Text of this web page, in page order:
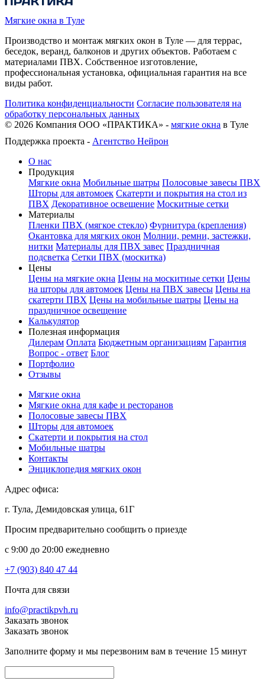
Мягкие окна в Туле
Производство и монтаж мягких окон в Туле — для террас,
беседок, веранд, балконов и других объектов. Работаем с
материалами ПВХ. Собственное изготовление,
профессиональная установка, официальная гарантия на все
виды работ.
Политика конфиденциальности Согласие пользователя на
обработку персональных данных
© 2026 Компания ООО «ПРАКТИКА» - мягкие окна в Туле
Поддержка проекта - Агентство Нейрон
О нас
Продукция
Мягкие окна Мобильные шатры Полосовые завесы ПВХ
Шторы для автомоек Скатерти и покрытия на стол из
ПВХ Декоративное освещение Москитные сетки
Материалы
Пленки ПВХ (мягкое стекло) Фурнитура (крепления)
Окантовка для мягких окон Молнии, ремни, застежки,
нитки Материалы для ПВХ завес Праздничная
подсветка Сетки ПВХ (москитка)
Цены
Цены на мягкие окна Цены на москитные сетки Цены
на шторы для автомоек Цены на ПВХ завесы Цены на
скатерти ПВХ Цены на мобильные шатры Цены на
праздничное освещение
Калькулятор
Полезная информация
Дилерам Оплата Бюджетным организациям Гарантия
Вопрос - ответ Блог
Портфолио
Отзывы
Мягкие окна
Мягкие окна для кафе и ресторанов
Полосовые завесы ПВХ
Шторы для автомоек
Скатерти и покрытия на стол
Мобильные шатры
Контакты
Энциклопедия мягких окон
Адрес офиса:
г. Тула, Демидовская улица, 61Г
Просим предварительно сообщить о приезде
c 9:00 до 20:00 ежедневно
+7 (903) 840 47 44
Почта для связи
info@practikpvh.ru
Заказать звонок
Заказать звонок
Заполните форму и мы перезвоним вам в течение 15 минут